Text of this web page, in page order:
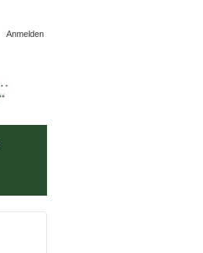
Anmelden